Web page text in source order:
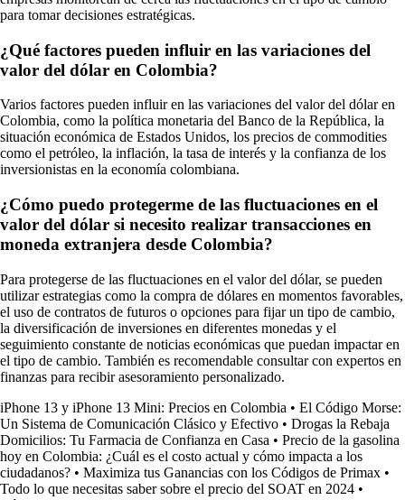
para tomar decisiones estratégicas.
¿Qué factores pueden influir en las variaciones del
valor del dólar en Colombia?
Varios factores pueden influir en las variaciones del valor del dólar en
Colombia, como la política monetaria del Banco de la República, la
situación económica de Estados Unidos, los precios de commodities
como el petróleo, la inflación, la tasa de interés y la confianza de los
inversionistas en la economía colombiana.
¿Cómo puedo protegerme de las fluctuaciones en el
valor del dólar si necesito realizar transacciones en
moneda extranjera desde Colombia?
Para protegerse de las fluctuaciones en el valor del dólar, se pueden
utilizar estrategias como la compra de dólares en momentos favorables,
el uso de contratos de futuros o opciones para fijar un tipo de cambio,
la diversificación de inversiones en diferentes monedas y el
seguimiento constante de noticias económicas que puedan impactar en
el tipo de cambio. También es recomendable consultar con expertos en
finanzas para recibir asesoramiento personalizado.
iPhone 13 y iPhone 13 Mini: Precios en Colombia • El Código Morse:
Un Sistema de Comunicación Clásico y Efectivo • Drogas la Rebaja
Domicilios: Tu Farmacia de Confianza en Casa • Precio de la gasolina
hoy en Colombia: ¿Cuál es el costo actual y cómo impacta a los
ciudadanos? • Maximiza tus Ganancias con los Códigos de Primax •
Todo lo que necesitas saber sobre el precio del SOAT en 2024 •